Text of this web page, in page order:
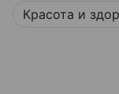
Красота и